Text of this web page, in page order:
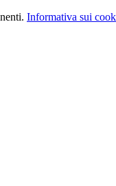
Informativa sui